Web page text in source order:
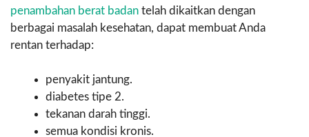
penambahan berat badan telah dikaitkan dengan
berbagai masalah kesehatan, dapat membuat Anda
rentan terhadap:
penyakit jantung.
diabetes tipe 2.
tekanan darah tinggi.
semua kondisi kronis.